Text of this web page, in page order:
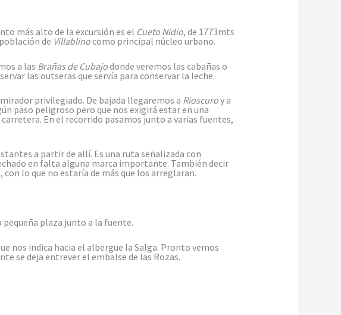
más alto de la excursión es el Cueto Nidio, de 1773mts
de Villablinocomo principal núcleo urbano.
a las Brañas de Cubajodonde veremos las cabañas o
las outseras que servía para conservar la leche.
privilegiado. De bajada llegaremos a Rioscuroy a
paso peligroso pero que nos exigirá estar en una
En el recorrido pasamos junto a varias fuentes,
a partir de allí. Es una ruta señalizada con
en falta alguna marca importante. También decir
lo que no estaría de más que los arreglaran.
plaza junto a la fuente.
nos indica hacia el albergue la Salga. Pronto vemos
se deja entrever el embalse de las Rozas.